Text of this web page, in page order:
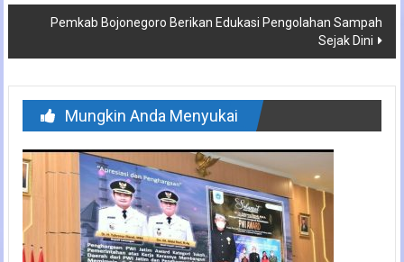
Pemkab Bojonegoro Berikan Edukasi Pengolahan Sampah
Sejak Dini
Mungkin Anda Menyukai